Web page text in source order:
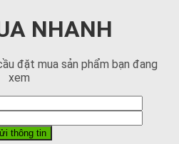
NHANH
đặt mua sản phẩm bạn đang
xem